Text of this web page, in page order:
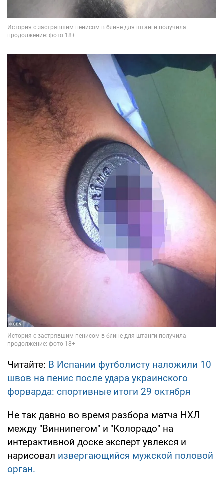
Читайте: В Испании футболисту наложили 10
швов на пенис после удара украинского
форварда: спортивные итоги 29 октября
Не так давно во время разбора матча НХЛ
между "Виннипегом" и "Колорадо" на
интерактивной доске эксперт увлекся и
нарисовал извергающийся мужской половой
орган.